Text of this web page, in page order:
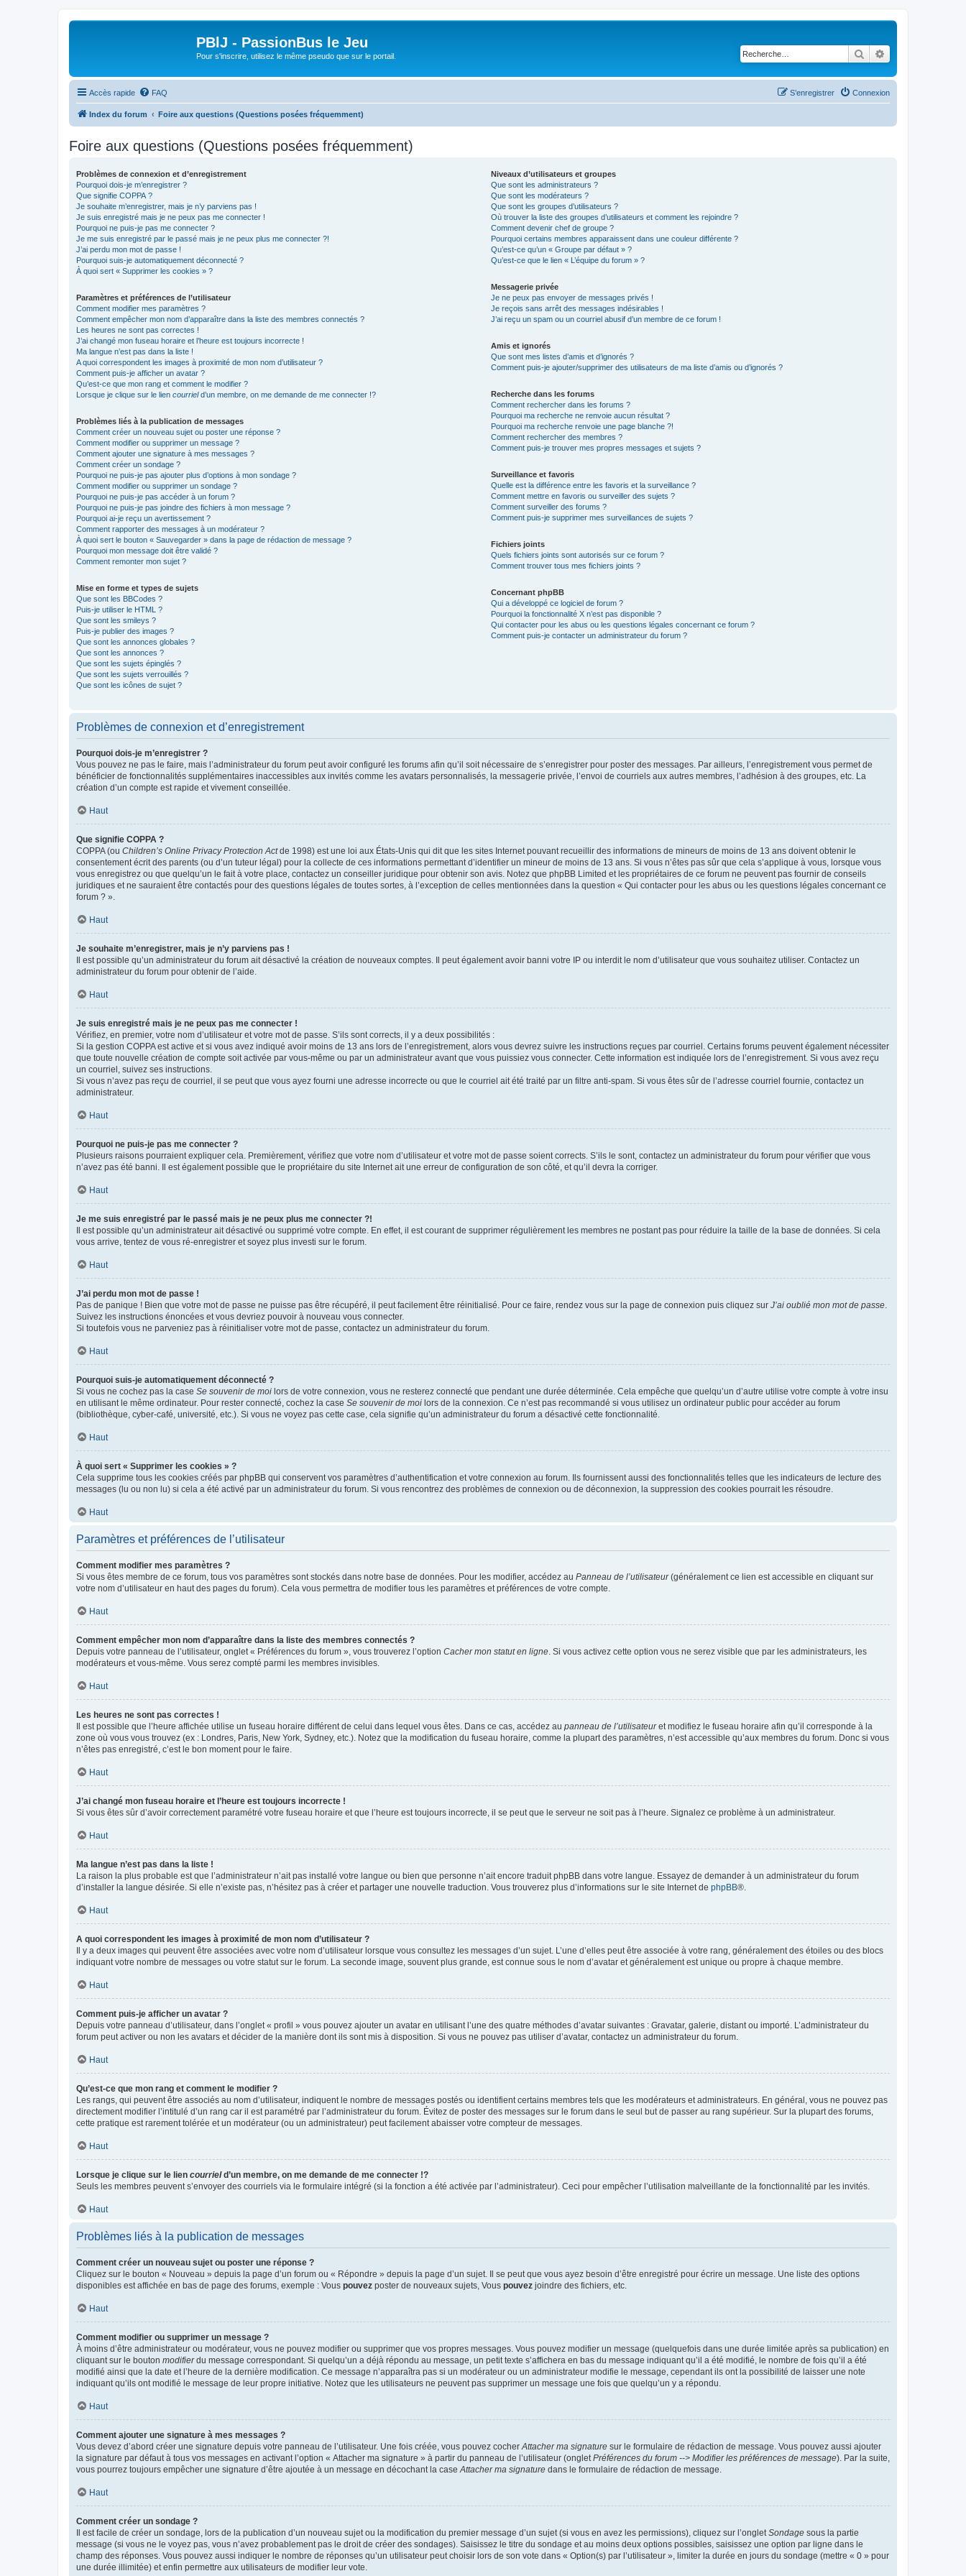
PBlJ - PassionBus le Jeu
Pour s'inscrire, utilisez le même pseudo que sur le portail. Rechercher
Accès rapide FAQ Connexion
S’enregistrer
Index du forum Foire aux questions (Questions posées fréquemment)
Foire aux questions (Questions posées fréquemment)
Problèmes de connexion et d’enregistrement
Pourquoi dois-je m’enregistrer ?
Que signifie COPPA ?
Je souhaite m’enregistrer, mais je n’y parviens pas !
Je suis enregistré mais je ne peux pas me connecter !
Pourquoi ne puis-je pas me connecter ?
Je me suis enregistré par le passé mais je ne peux plus me connecter ?!
J’ai perdu mon mot de passe !
Pourquoi suis-je automatiquement déconnecté ?
À quoi sert « Supprimer les cookies » ?
Paramètres et préférences de l’utilisateur
Comment modifier mes paramètres ?
Comment empêcher mon nom d’apparaître dans la liste des membres connectés ?
Les heures ne sont pas correctes !
J’ai changé mon fuseau horaire et l’heure est toujours incorrecte !
Ma langue n’est pas dans la liste !
A quoi correspondent les images à proximité de mon nom d’utilisateur ?
Comment puis-je afficher un avatar ?
Qu’est-ce que mon rang et comment le modifier ?
Lorsque je clique sur le lien courrield’un membre, on me demande de me connecter !?
Problèmes liés à la publication de messages
Comment créer un nouveau sujet ou poster une réponse ?
Comment modifier ou supprimer un message ?
Comment ajouter une signature à mes messages ?
Comment créer un sondage ?
Pourquoi ne puis-je pas ajouter plus d’options à mon sondage ?
Comment modifier ou supprimer un sondage ?
Pourquoi ne puis-je pas accéder à un forum ?
Pourquoi ne puis-je pas joindre des fichiers à mon message ?
Pourquoi ai-je reçu un avertissement ?
Comment rapporter des messages à un modérateur ?
À quoi sert le bouton « Sauvegarder » dans la page de rédaction de message ?
Pourquoi mon message doit être validé ?
Comment remonter mon sujet ?
Mise en forme et types de sujets
Que sont les BBCodes ?
Puis-je utiliser le HTML ?
Que sont les smileys ?
Puis-je publier des images ?
Que sont les annonces globales ?
Que sont les annonces ?
Que sont les sujets épinglés ?
Que sont les sujets verrouillés ?
Que sont les icônes de sujet ?
Niveaux d’utilisateurs et groupes
Que sont les administrateurs ?
Que sont les modérateurs ?
Que sont les groupes d’utilisateurs ?
Où trouver la liste des groupes d’utilisateurs et comment les rejoindre ?
Comment devenir chef de groupe ?
Pourquoi certains membres apparaissent dans une couleur différente ?
Qu’est-ce qu’un « Groupe par défaut » ?
Qu’est-ce que le lien « L’équipe du forum » ?
Messagerie privée
Je ne peux pas envoyer de messages privés !
Je reçois sans arrêt des messages indésirables !
J’ai reçu un spam ou un courriel abusif d’un membre de ce forum !
Amis et ignorés
Que sont mes listes d’amis et d’ignorés ?
Comment puis-je ajouter/supprimer des utilisateurs de ma liste d’amis ou d’ignorés ?
Recherche dans les forums
Comment rechercher dans les forums ?
Pourquoi ma recherche ne renvoie aucun résultat ?
Pourquoi ma recherche renvoie une page blanche ?!
Comment rechercher des membres ?
Comment puis-je trouver mes propres messages et sujets ?
Surveillance et favoris
Quelle est la différence entre les favoris et la surveillance ?
Comment mettre en favoris ou surveiller des sujets ?
Comment surveiller des forums ?
Comment puis-je supprimer mes surveillances de sujets ?
Fichiers joints
Quels fichiers joints sont autorisés sur ce forum ?
Comment trouver tous mes fichiers joints ?
Concernant phpBB
Qui a développé ce logiciel de forum ?
Pourquoi la fonctionnalité X n’est pas disponible ?
Qui contacter pour les abus ou les questions légales concernant ce forum ?
Comment puis-je contacter un administrateur du forum ?
Problèmes de connexion et d’enregistrement
Pourquoi dois-je m’enregistrer ?
Vous pouvez ne pas le faire, mais l’administrateur du forum peut avoir configuré les forums afin qu’il soit nécessaire de s’enregistrer pour poster des messages. Par ailleurs, l’enregistrement vous permet de
bénéficier de fonctionnalités supplémentaires inaccessibles aux invités comme les avatars personnalisés, la messagerie privée, l’envoi de courriels aux autres membres, l’adhésion à des groupes, etc. La
création d’un compte est rapide et vivement conseillée.
Haut
Que signifie COPPA ?
COPPA (ou Children’s Online Privacy Protection Actde 1998) est une loi aux États-Unis qui dit que les sites Internet pouvant recueillir des informations de mineurs de moins de 13 ans doivent obtenir le
consentement écrit des parents (ou d’un tuteur légal) pour la collecte de ces informations permettant d’identifier un mineur de moins de 13 ans. Si vous n’êtes pas sûr que cela s’applique à vous, lorsque vous
vous enregistrez ou que quelqu’un le fait à votre place, contactez un conseiller juridique pour obtenir son avis. Notez que phpBB Limited et les propriétaires de ce forum ne peuvent pas fournir de conseils
juridiques et ne sauraient être contactés pour des questions légales de toutes sortes, à l’exception de celles mentionnées dans la question « Qui contacter pour les abus ou les questions légales concernant ce
forum ? ».
Haut
Je souhaite m’enregistrer, mais je n’y parviens pas !
Il est possible qu’un administrateur du forum ait désactivé la création de nouveaux comptes. Il peut également avoir banni votre IP ou interdit le nom d’utilisateur que vous souhaitez utiliser. Contactez un
administrateur du forum pour obtenir de l’aide.
Haut
Je suis enregistré mais je ne peux pas me connecter !
Vérifiez, en premier, votre nom d’utilisateur et votre mot de passe. S’ils sont corrects, il y a deux possibilités :
Si la gestion COPPA est active et si vous avez indiqué avoir moins de 13 ans lors de l’enregistrement, alors vous devrez suivre les instructions reçues par courriel. Certains forums peuvent également nécessiter
que toute nouvelle création de compte soit activée par vous-même ou par un administrateur avant que vous puissiez vous connecter. Cette information est indiquée lors de l’enregistrement. Si vous avez reçu
un courriel, suivez ses instructions.
Si vous n’avez pas reçu de courriel, il se peut que vous ayez fourni une adresse incorrecte ou que le courriel ait été traité par un filtre anti-spam. Si vous êtes sûr de l’adresse courriel fournie, contactez un
administrateur.
Haut
Pourquoi ne puis-je pas me connecter ?
Plusieurs raisons pourraient expliquer cela. Premièrement, vérifiez que votre nom d’utilisateur et votre mot de passe soient corrects. S’ils le sont, contactez un administrateur du forum pour vérifier que vous
n’avez pas été banni. Il est également possible que le propriétaire du site Internet ait une erreur de configuration de son côté, et qu’il devra la corriger.
Haut
Je me suis enregistré par le passé mais je ne peux plus me connecter ?!
Il est possible qu’un administrateur ait désactivé ou supprimé votre compte. En effet, il est courant de supprimer régulièrement les membres ne postant pas pour réduire la taille de la base de données. Si cela
vous arrive, tentez de vous ré-enregistrer et soyez plus investi sur le forum.
Haut
J’ai perdu mon mot de passe !
Pas de panique ! Bien que votre mot de passe ne puisse pas être récupéré, il peut facilement être réinitialisé. Pour ce faire, rendez vous sur la page de connexion puis cliquez sur J’ai oublié mon mot de passe
Suivez les instructions énoncées et vous devriez pouvoir à nouveau vous connecter.
Si toutefois vous ne parveniez pas à réinitialiser votre mot de passe, contactez un administrateur du forum.
Haut
Pourquoi suis-je automatiquement déconnecté ?
Si vous ne cochez pas la case Se souvenir de moi lors de votre connexion, vous ne resterez connecté que pendant une durée déterminée. Cela empêche que quelqu’un d’autre utilise votre compte à votre insu
en utilisant le même ordinateur. Pour rester connecté, cochez la case Se souvenir de moi lors de la connexion. Ce n’est pas recommandé si vous utilisez un ordinateur public pour accéder au forum
(bibliothèque, cyber-café, université, etc.). Si vous ne voyez pas cette case, cela signifie qu’un administrateur du forum a désactivé cette fonctionnalité.
Haut
À quoi sert « Supprimer les cookies » ?
Cela supprime tous les cookies créés par phpBB qui conservent vos paramètres d’authentification et votre connexion au forum. Ils fournissent aussi des fonctionnalités telles que les indicateurs de lecture des
messages (lu ou non lu) si cela a été activé par un administrateur du forum. Si vous rencontrez des problèmes de connexion ou de déconnexion, la suppression des cookies pourrait les résoudre.
Haut
Paramètres et préférences de l’utilisateur
Comment modifier mes paramètres ?
Si vous êtes membre de ce forum, tous vos paramètres sont stockés dans notre base de données. Pour les modifier, accédez au Panneau de l’utilisateur(généralement ce lien est accessible en cliquant sur
votre nom d’utilisateur en haut des pages du forum). Cela vous permettra de modifier tous les paramètres et préférences de votre compte.
Haut
Comment empêcher mon nom d’apparaître dans la liste des membres connectés ?
Depuis votre panneau de l’utilisateur, onglet « Préférences du forum », vous trouverez l’option Cacher mon statut en ligne . Si vous activez cette option vous ne serez visible que par les administrateurs, les
modérateurs et vous-même. Vous serez compté parmi les membres invisibles.
Haut
Les heures ne sont pas correctes !
Il est possible que l’heure affichée utilise un fuseau horaire différent de celui dans lequel vous êtes. Dans ce cas, accédez au panneau de l’utilisateuret modifiez le fuseau horaire afin qu’il corresponde à la
zone où vous vous trouvez (ex : Londres, Paris, New York, Sydney, etc.). Notez que la modification du fuseau horaire, comme la plupart des paramètres, n’est accessible qu’aux membres du forum. Donc si vous
n’êtes pas enregistré, c’est le bon moment pour le faire.
Haut
J’ai changé mon fuseau horaire et l’heure est toujours incorrecte !
Si vous êtes sûr d’avoir correctement paramétré votre fuseau horaire et que l’heure est toujours incorrecte, il se peut que le serveur ne soit pas à l’heure. Signalez ce problème à un administrateur.
Haut
Ma langue n’est pas dans la liste !
La raison la plus probable est que l’administrateur n’ait pas installé votre langue ou bien que personne n’ait encore traduit phpBB dans votre langue. Essayez de demander à un administrateur du forum
d’installer la langue désirée. Si elle n’existe pas, n’hésitez pas à créer et partager une nouvelle traduction. Vous trouverez plus d’informations sur le site Internet de phpBB®.
Haut
A quoi correspondent les images à proximité de mon nom d’utilisateur ?
Il y a deux images qui peuvent être associées avec votre nom d’utilisateur lorsque vous consultez les messages d’un sujet. L’une d’elles peut être associée à votre rang, généralement des étoiles ou des blocs
indiquant votre nombre de messages ou votre statut sur le forum. La seconde image, souvent plus grande, est connue sous le nom d’avatar et généralement est unique ou propre à chaque membre.
Haut
Comment puis-je afficher un avatar ?
Depuis votre panneau d’utilisateur, dans l’onglet « profil » vous pouvez ajouter un avatar en utilisant l’une des quatre méthodes d’avatar suivantes : Gravatar, galerie, distant ou importé. L’administrateur du
forum peut activer ou non les avatars et décider de la manière dont ils sont mis à disposition. Si vous ne pouvez pas utiliser d’avatar, contactez un administrateur du forum.
Haut
Qu’est-ce que mon rang et comment le modifier ?
Les rangs, qui peuvent être associés au nom d’utilisateur, indiquent le nombre de messages postés ou identifient certains membres tels que les modérateurs et administrateurs. En général, vous ne pouvez pas
directement modifier l’intitulé d’un rang car il est paramétré par l’administrateur du forum. Évitez de poster des messages sur le forum dans le seul but de passer au rang supérieur. Sur la plupart des forums,
cette pratique est rarement tolérée et un modérateur (ou un administrateur) peut facilement abaisser votre compteur de messages.
Haut
Lorsque je clique sur le lien courrield’un membre, on me demande de me connecter !?
Seuls les membres peuvent s’envoyer des courriels via le formulaire intégré (si la fonction a été activée par l’administrateur). Ceci pour empêcher l’utilisation malveillante de la fonctionnalité par les invités.
Haut
Problèmes liés à la publication de messages
Comment créer un nouveau sujet ou poster une réponse ?
Cliquez sur le bouton « Nouveau » depuis la page d’un forum ou « Répondre » depuis la page d’un sujet. Il se peut que vous ayez besoin d’être enregistré pour écrire un message. Une liste des options
disponibles est affichée en bas de page des forums, exemple : Vous pouvez poster de nouveaux sujets, Vous pouvez joindre des fichiers, etc.
Haut
Comment modifier ou supprimer un message ?
À moins d’être administrateur ou modérateur, vous ne pouvez modifier ou supprimer que vos propres messages. Vous pouvez modifier un message (quelquefois dans une durée limitée après sa publication) en
cliquant sur le bouton modifierdu message correspondant. Si quelqu’un a déjà répondu au message, un petit texte s’affichera en bas du message indiquant qu’il a été modifié, le nombre de fois qu’il a été
modifié ainsi que la date et l’heure de la dernière modification. Ce message n’apparaîtra pas si un modérateur ou un administrateur modifie le message, cependant ils ont la possibilité de laisser une note
indiquant qu’ils ont modifié le message de leur propre initiative. Notez que les utilisateurs ne peuvent pas supprimer un message une fois que quelqu’un y a répondu.
Haut
Comment ajouter une signature à mes messages ?
Vous devez d’abord créer une signature depuis votre panneau de l’utilisateur. Une fois créée, vous pouvez cocher Attacher ma signature sur le formulaire de rédaction de message. Vous pouvez aussi ajouter
la signature par défaut à tous vos messages en activant l’option « Attacher ma signature » à partir du panneau de l’utilisateur (onglet Préférences du forum --> Modifier les préférences de message). Par la suite,
vous pourrez toujours empêcher une signature d’être ajoutée à un message en décochant la case Attacher ma signature dans le formulaire de rédaction de message.
Haut
Comment créer un sondage ?
Il est facile de créer un sondage, lors de la publication d’un nouveau sujet ou la modification du premier message d’un sujet (si vous en avez les permissions), cliquez sur l’onglet Sondage sous la partie
message (si vous ne le voyez pas, vous n’avez probablement pas le droit de créer des sondages). Saisissez le titre du sondage et au moins deux options possibles, saisissez une option par ligne dans le
champ des réponses. Vous pouvez aussi indiquer le nombre de réponses qu’un utilisateur peut choisir lors de son vote dans « Option(s) par l’utilisateur », limiter la durée en jours du sondage (mettre « 0 » pour
une durée illimitée) et enfin permettre aux utilisateurs de modifier leur vote.